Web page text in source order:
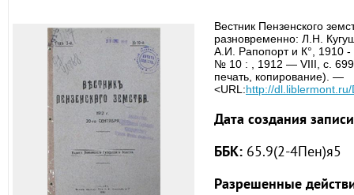
Вестник Пензенского
разновременно: Л.Н.
А.И. Рапопорт и К°, 1910
№ 10 : , 1912 — VIII, с.
печать, копирование). —
<URL:http://
Дата создания
ББК: 65.9(2-4Пен)я5
Разрешенные